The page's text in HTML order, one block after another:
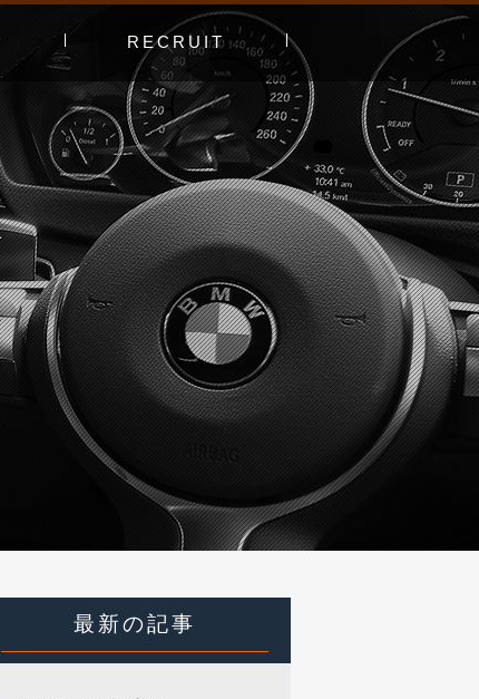
RECRUIT
エントリーフォーム
採用特集
最新の記事